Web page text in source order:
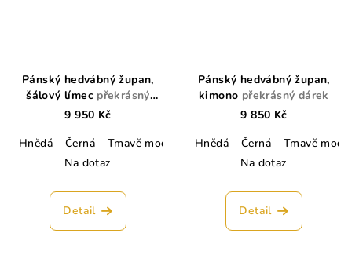
Pánský hedvábný župan,
šálový límec překrásný
dárek
9 950 Kč
Hnědá
Černá Tmavě modrá Lahvově zelená Stříbrná
Na dotaz
Detail
Pánský hedvábný župan,
kimono překrásný dárek
9 850 Kč
Hnědá
Černá
Tmavě
Na dotaz
Detail